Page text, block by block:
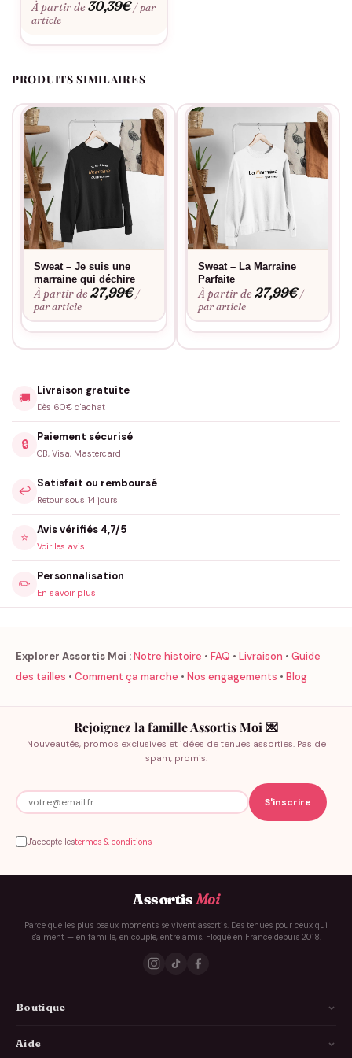
À partir de30,39€ / par
article
PRODUITS SIMILAIRES
Sweat – Je suis une
marraine qui déchire
À partir de27,99€ /
par article
Sweat – La Marraine
Parfaite
À partir de27,99€ /
par article
🚚
Livraison gratuite
Dès 60€ d'achat
🔒
Paiement sécurisé
CB, Visa, Mastercard
↩️
Satisfait ou remboursé
Retour sous 14 jours
⭐
Avis vérifiés 4,7/5
Voir les avis
✏️
Personnalisation
En savoir plus
Explorer Assortis Moi :Notre histoire • FAQ • Livraison • Guide
des tailles • Comment ça marche • Nos engagements • Blog
Rejoignez la famille Assortis Moi 💌
Nouveautés, promos exclusives et idées de tenues assorties. Pas de
spam, promis.
J'accepte lestermes & conditions
AssortisMoi
Parce que les plus beaux moments se vivent assortis. Des tenues pour ceux qui
s'aiment — en famille, en couple, entre amis. Floqué en France depuis 2018.
Boutique
Aide